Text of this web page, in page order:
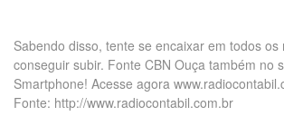
Sabendo disso, tente se encaixar em todos os
conseguir subir. Fonte CBN Ouça também no
Smartphone! Acesse agora
Fonte: http://www.radiocontabil.com.br